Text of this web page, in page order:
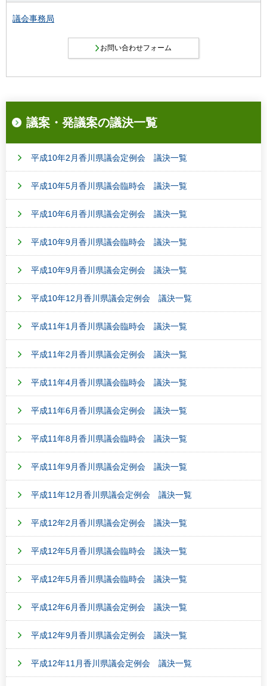
議会事務局
議案・発議案の議決一覧
平成10年2月香川県議会定例会 議決一覧
平成10年5月香川県議会臨時会 議決一覧
平成10年6月香川県議会定例会 議決一覧
平成10年9月香川県議会臨時会 議決一覧
平成10年9月香川県議会定例会 議決一覧
平成10年12月香川県議会定例会 議決一覧
平成11年1月香川県議会臨時会 議決一覧
平成11年2月香川県議会定例会 議決一覧
平成11年4月香川県議会臨時会 議決一覧
平成11年6月香川県議会定例会 議決一覧
平成11年8月香川県議会臨時会 議決一覧
平成11年9月香川県議会定例会 議決一覧
平成11年12月香川県議会定例会 議決一覧
平成12年2月香川県議会定例会 議決一覧
平成12年5月香川県議会臨時会 議決一覧
平成12年5月香川県議会臨時会 議決一覧
平成12年6月香川県議会定例会 議決一覧
平成12年9月香川県議会定例会 議決一覧
平成12年11月香川県議会定例会 議決一覧